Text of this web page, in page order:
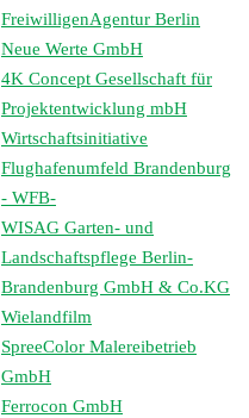
FreiwilligenAgentur Berlin
Neue Werte GmbH
4K Concept Gesellschaft für
Projektentwicklung mbH
Wirtschaftsinitiative
Flughafenumfeld Brandenburg
- WFB-
WISAG Garten- und
Landschaftspflege Berlin-
Brandenburg GmbH & Co.KG
Wielandfilm
SpreeColor Malereibetrieb
GmbH
Ferrocon GmbH